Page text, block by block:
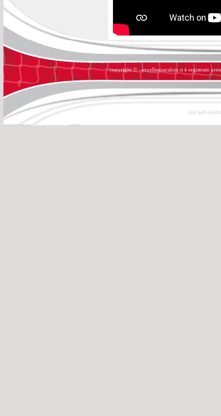
copyright © - eccellenzacalcio.it è registrato
sito web